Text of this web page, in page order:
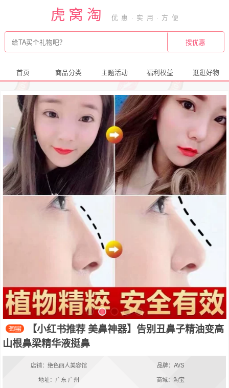
虎窝淘
首页 商品分类 主题活动 福利权益 逛逛好物
【小红书推荐 美鼻神器】告别丑鼻子精油变高
山根鼻梁精华液挺鼻
店铺：绝色丽人美容馆
品牌：AVS
地址：广东 广州
商城：淘宝